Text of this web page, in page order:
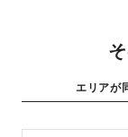
エリアが